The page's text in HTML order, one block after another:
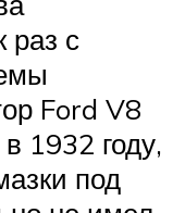
раз с
Ford V8
1932 году,
под